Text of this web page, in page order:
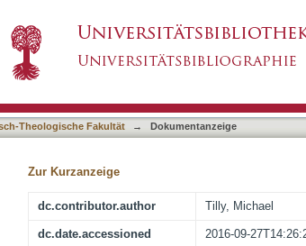
jüdischer Geschichte und
Theologische Fakultät → Dokumentanzeige
Zur Kurzanzeige
dc.contributor.author Tilly, Michael
dc.date.accessioned 2016-09-